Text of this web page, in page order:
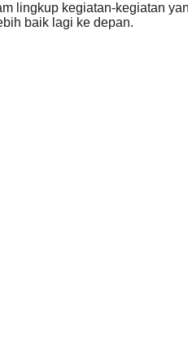
lingkup kegiatan-kegiatan
baik lagi ke depan.